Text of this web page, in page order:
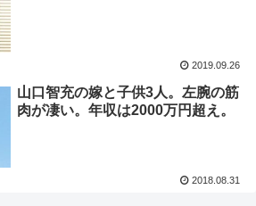
2019.09.26
山口智充の嫁と子供3人。左腕の筋
肉が凄い。年収は2000万円超え。
2018.08.31